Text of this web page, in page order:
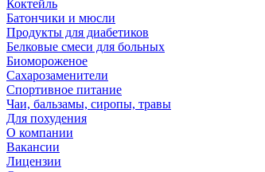
Коктейль
Батончики и мюсли
Продукты для диабетиков
Белковые смеси для больных
Биомороженое
Сахарозаменители
Спортивное питание
Чаи, бальзамы, сиропы, травы
Для похудения
О компании
Вакансии
Лицензии